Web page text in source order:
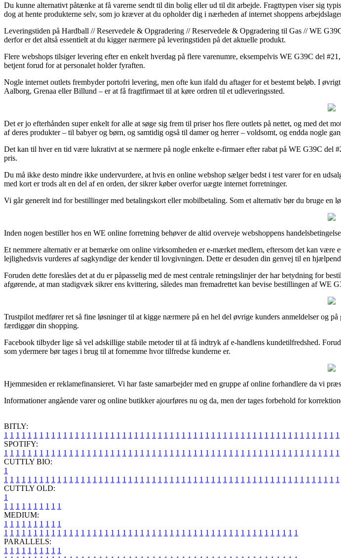
Du kunne alternativt påtænke at få varerne sendt til din bolig eller ud til dit arbejde. Fragttypen viser sig
dog at hente produkterne selv, som jo kræver at du opholder dig i nærheden af internet shoppens
Leveringstiden på Hardball // Reservedele & Opgradering // Reservedele & Opgradering til Gas // WE
derfor er det altså essentielt at du kigger nærmere på leveringstiden på det aktuelle produkt.
Flere webshops tilsiger levering efter en enkelt hverdag på flere varenumre, eksempelvis WE G39C del
betjent forud for at personalet holder fyraften.
Nogle internet outlets frembyder portofri levering, men ofte kun ifald du aftager for et bestemt beløb. I
Aalborg, Grenaa eller Billund – er at få fragtfirmaet til at køre ordren til et udleveringssted.
Det er jo efterhånden super enkelt for alle at søge sig frem til priser hos flere outlets på nettet, og med
af deres produkter – til babyer og børn, og samtidig også til damer og herrer – voldsomt, og endda nogle
Det kan til hver en tid være lukrativt at se nærmere på nogle enkelte e-firmaer efter rabat på WE G39C del
pris.
Du må ikke desto mindre ikke undervurdere, at hvis en online webshop sælger bedst i test varer for en
med kort er trods alt en del af en orden, der sikrer køber overfor uægte internet forretninger.
Vi går generelt ind for bestillinger med betalingskort eller mobilbetaling. Som et alternativ bør du bruge
Inden nogen bestiller hos en WE online forretning behøver de altid overveje webshoppens
Et nemmere alternativ er at bemærke om online virksomheden er e-mærket medlem, eftersom det kan
lejlighedsvis vurderes af sagkyndige der kender til lovgivningen. Dette er desuden din genvej til en
Foruden dette foreslåes det at du er påpasselig med de mest centrale retningslinjer der har betydning for
afgørende, at man stadigvæk sikrer ens kvittering, således man fremadrettet kan bevise bestillingen af
Trustpilot medfører ret så fine løsninger til at kigge nærmere på en hel del øvrige kunders anmeldelser og
færdiggør din shopping.
Facebook tilbyder lige så vel adskillige stabile metoder til at få indtryk af e-handlens kundetilfredshed.
som ydermere bør tages i brug til at fornemme hvor tilfredse kunderne er.
Hjemmesiden er reklamefinansieret. Vi har faste samarbejder med en gruppe af online forhandlere da vi
Informationer angående varer og online butikker ajourføres nu og da, men der tages forbehold for
BITLY:
1 1 1 1 1 1 1 1 1 1 1 1 1 1 1 1 1 1 1 1 1 1 1 1 1 1 1 1 1 1 1 1 1 1 1 1 1 1 1 1 1 1 1 1 1 1 1 1 1 1 1 1 1 1 1 1 1
SPOTIFY:
1 1 1 1 1 1 1 1 1 1 1 1 1 1 1 1 1 1 1 1 1 1 1 1 1 1 1 1 1 1 1 1 1 1 1 1 1 1 1 1 1 1 1 1 1 1 1 1 1 1 1 1 1 1 1 1 1
CUTTLY BIO:
1
1 1 1 1 1 1 1 1 1 1 1 1 1 1 1 1 1 1 1 1 1 1 1 1 1 1 1 1 1 1 1 1 1 1 1 1 1 1 1 1 1 1 1 1 1 1 1 1 1 1 1 1 1 1 1 1 1
CUTTLY OLD:
1
1 1 1 1 1 1 1 1 1 1
MEDIUM:
1 1 1 1 1 1 1 1 1 1
1 1 1 1 1 1 1 1 1 1 1 1 1 1 1 1 1 1 1 1 1 1 1 1 1 1 1 1 1 1 1 1 1 1 1 1 1 1 1 1 1 1 1 1 1 1 1 1 1 1
PARALLELS:
1 1 1 1 1 1 1 1 1 1